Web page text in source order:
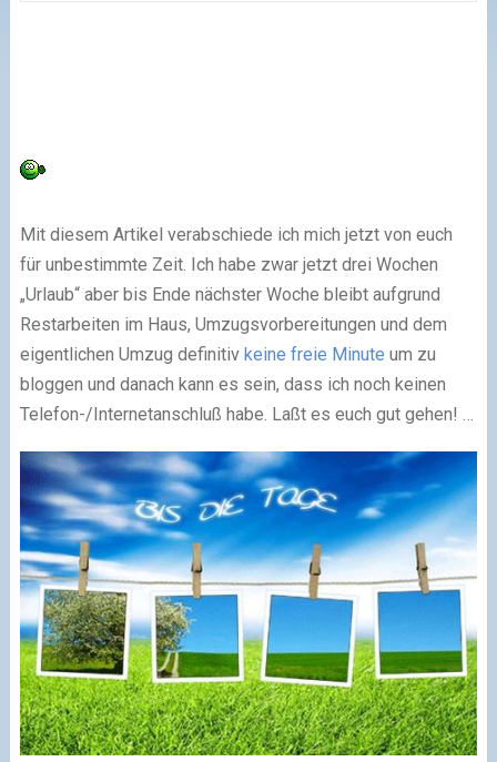
Mit diesem Artikel verabschiede ich mich jetzt von euch
für unbestimmte Zeit. Ich habe zwar jetzt drei Wochen
„Urlaub“ aber bis Ende nächster Woche bleibt aufgrund
Restarbeiten im Haus, Umzugsvorbereitungen und dem
eigentlichen Umzug definitiv keine freie Minute um zu
bloggen und danach kann es sein, dass ich noch keinen
Telefon-/Internetanschluß habe. Laßt es euch gut gehen! …